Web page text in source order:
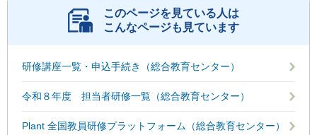
このページを見ている人は
こんなページも見ています
研修講座一覧・申込手続き（総合教育センター）
令和８年度 担当者研修一覧（総合教育センター）
Plant 全国教員研修プラットフォーム（総合教育センター）